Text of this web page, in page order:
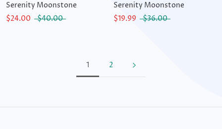
Serenity Moonstone
$24.00
$40.00
Serenity Moonstone
$19.99
$36.00
1 2